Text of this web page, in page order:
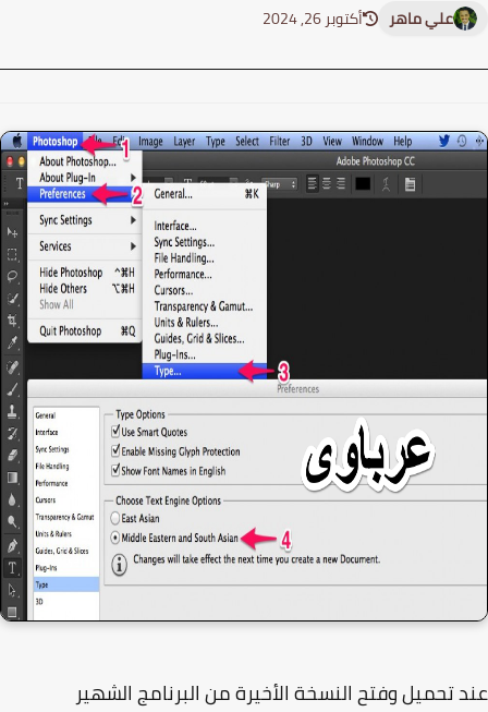
علي ماهر أكتوبر 26, 2024
تحميل وفتح النسخة الأخيرة من البرنامج الشهير